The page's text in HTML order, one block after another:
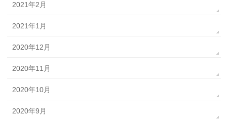
2021年2月
2021年1月
2020年12月
2020年11月
2020年10月
2020年9月